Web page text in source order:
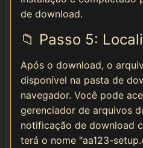
de download.
📁 Passo 5:
Após o download, o
disponível na pasta de
navegador. Você pode
gerenciador de arquivos
notificação de download
terá o nome "aa123-